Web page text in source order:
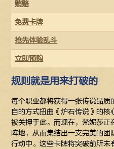
贿赂
免费卡牌
抢先体验乱斗
立即预购
规则就是用来打破的
每个职业都将获得一张传说品质
自的方式扭曲《炉石传说》的
被关押于此。而现在，梵妮莎
阵地，从而集结出一支完美的团
行动中。这些卡牌将突破前所